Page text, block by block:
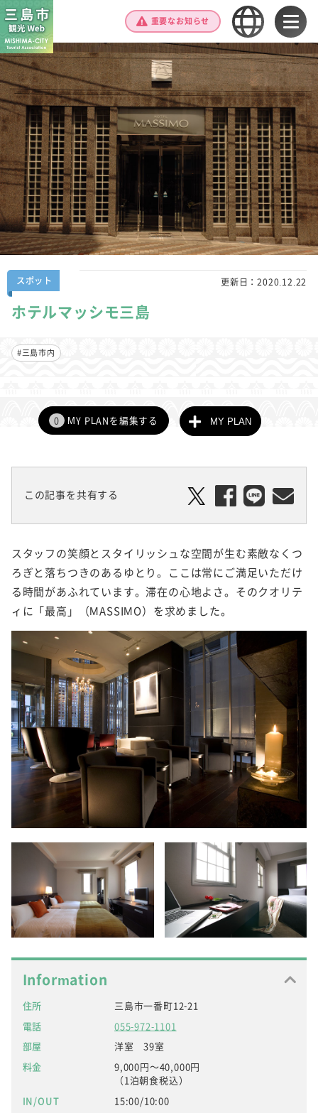
重要なお知らせ
スポット 更新日：2020.12.22
ホテルマッシモ三島
#三島市内
MY PLAN
0 MY PLANを編集する
この記事を共有する
スタッフの笑顔とスタイリッシュな空間が生む素敵なくつ
ろぎと落ちつきのあるゆとり。ここは常にご満足いただけ
る時間があふれています。滞在の心地よさ。そのクオリテ
ィに「最高」（MASSIMO）を求めました。
Information
住所
三島市一番町12-21
電話
055-972-1101
部屋
洋室 39室
料金
9,000円～40,000円
（1泊朝食税込）
IN/OUT
15:00/10:00